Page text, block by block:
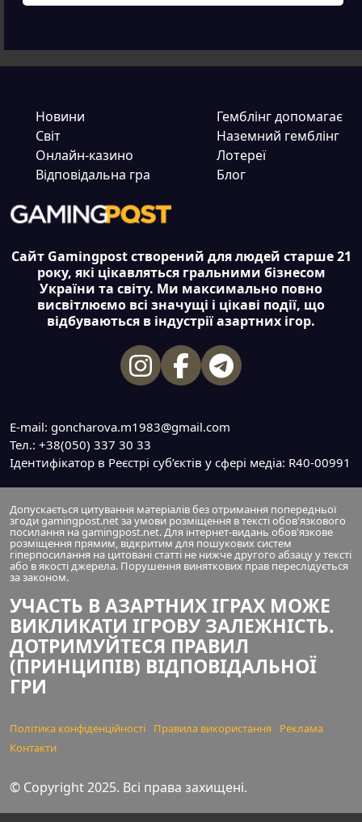
Новини
Світ
Онлайн-казино
Відповідальна гра
Гемблінг допомагає
Наземний гемблінг
Лотереї
Блог
Сайт Gamingpost створений для людей старше 21
року, які цікавляться гральними бізнесом
України та світу. Ми максимально повно
висвітлюємо всі значущі і цікаві події, що
відбуваються в індустрії азартних ігор.
E-mail: goncharova.m1983@gmail.com
Тел.: +38(050) 337 30 33
Ідентифікатор в Реєстрі суб’єктів у сфері медіа: R40-00991
© Copyright 2025. Всі права захищені.
Допускається цитування матеріалів без отримання попередньої
згоди gamingpost.net за умови розміщення в тексті обов'язкового
посилання на gamingpost.net. Для інтернет-видань обов'язкове
розміщення прямим, відкритим для пошукових систем
гіперпосилання на цитовані статті не нижче другого абзацу у тексті
або в якості джерела. Порушення виняткових прав переслідується
за законом.
УЧАСТЬ В АЗАРТНИХ ІГРАХ МОЖЕ
ВИКЛИКАТИ ІГРОВУ ЗАЛЕЖНІСТЬ.
ДОТРИМУЙТЕСЯ ПРАВИЛ
(ПРИНЦИПІВ) ВІДПОВІДАЛЬНОЇ
ГРИ
Політика конфіденційності Правила використання
Реклама
Контакти